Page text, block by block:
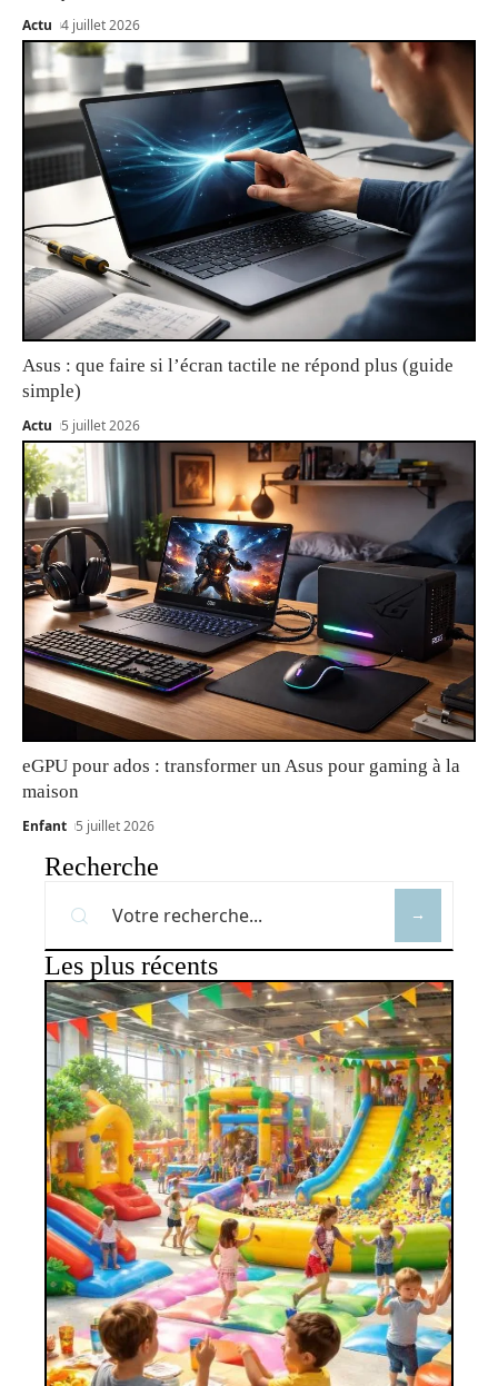
Actu 4 juillet 2026
Asus : que faire si l’écran tactile ne répond plus (guide
simple)
Actu 5 juillet 2026
eGPU pour ados : transformer un Asus pour gaming à la
maison
Enfant 5 juillet 2026
Recherche
Les plus récents